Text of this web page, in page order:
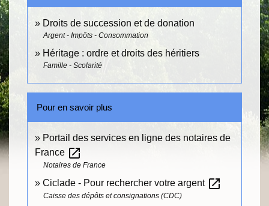
Droits de succession et de donation
Argent - Impôts - Consommation
Héritage : ordre et droits des héritiers
Famille - Scolarité
Pour en savoir plus
Portail des services en ligne des notaires de
France open_in_new
Notaires de France
Ciclade - Pour rechercher votre argent open_in_new
Caisse des dépôts et consignations (CDC)